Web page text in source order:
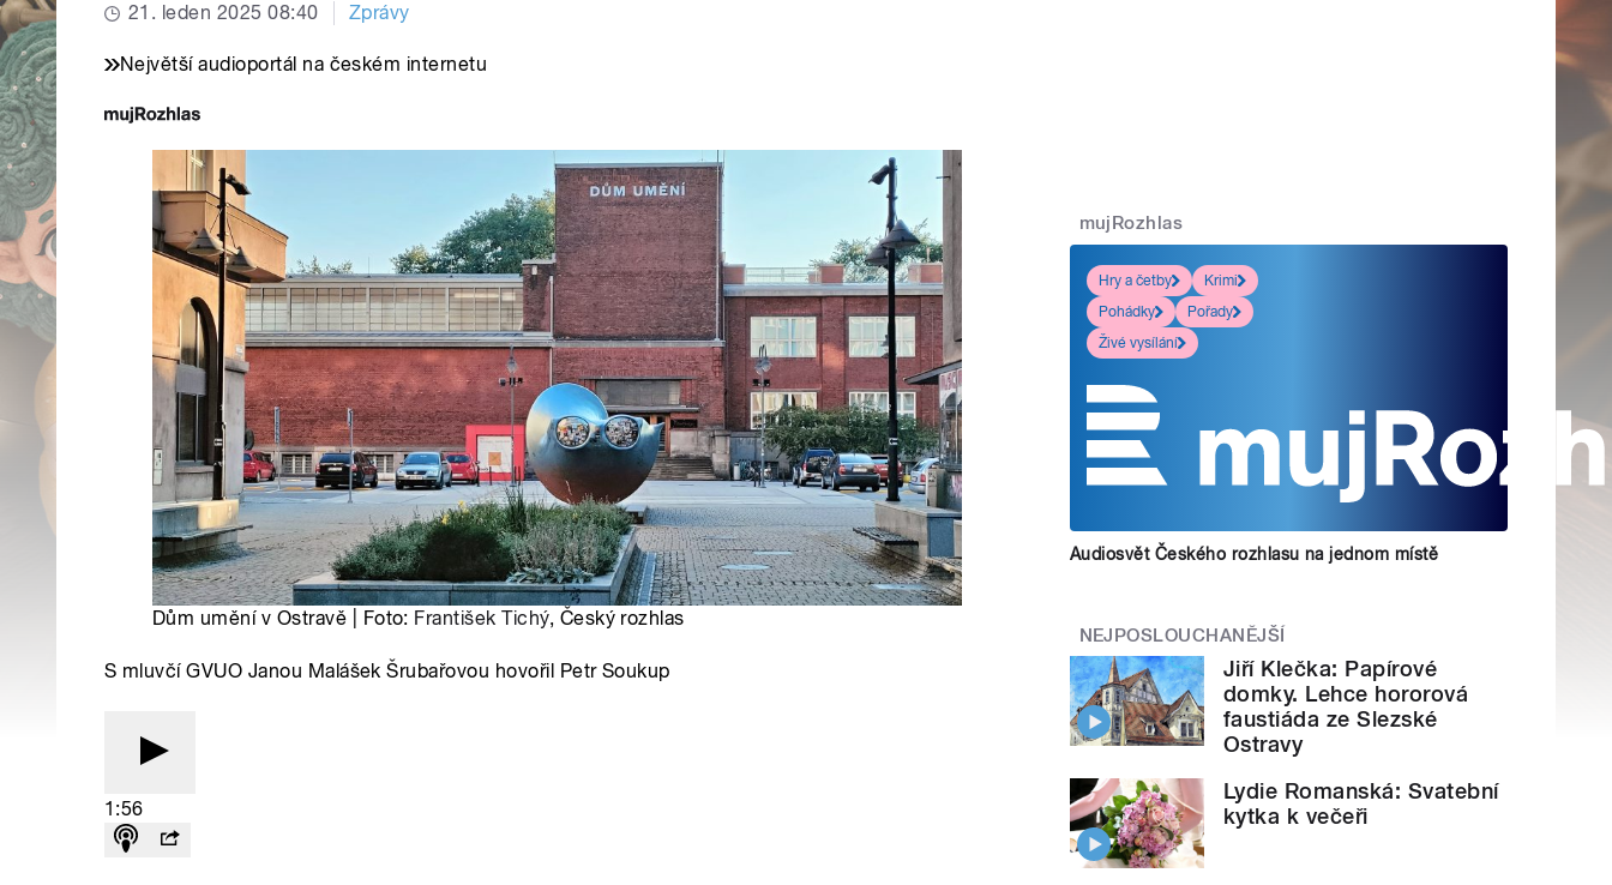
21. leden 2025 08:40 Zprávy
Největší audioportál na českém internetu
Dům umění v Ostravě | Foto: František Tichý, Český rozhlas
S mluvčí GVUO Janou Malášek Šrubařovou hovořil Petr Soukup
1:56
mujRozhlas
Hry a četby
Krimi
Pohádky
Pořady
Živé vysílání
Audiosvět Českého rozhlasu na jednom místě
NEJPOSLOUCHANĚJŠÍ
Jiří Klečka: Papírové
domky. Lehce hororová
faustiáda ze Slezské
Ostravy
Lydie Romanská: Svatební
kytka k večeři